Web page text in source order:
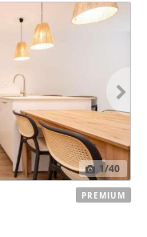
1/40
PREMIUM